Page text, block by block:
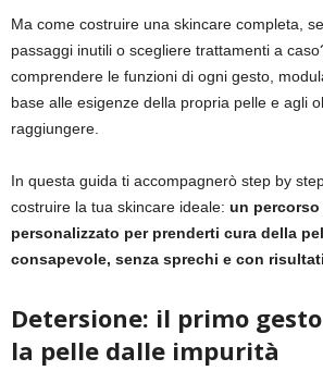
Ma come costruire una skincare completa,
passaggi inutili o scegliere trattamenti a
comprendere le funzioni di ogni gesto,
base alle esigenze della propria pelle e agli
raggiungere.
In questa guida ti accompagnerò step by
costruire la tua skincare ideale: un percorso
personalizzato per prenderti cura della
consapevole, senza sprechi e con
Detersione: il primo
la pelle dalle impurità